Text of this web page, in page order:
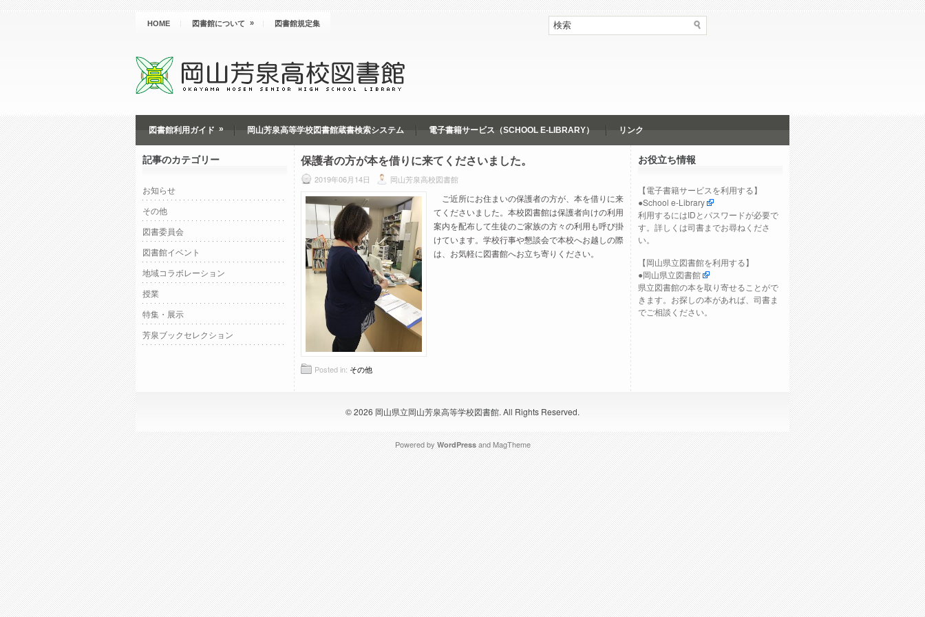
HOME 図書館について » 図書館規定集
図書館利用ガイド » 岡山芳泉高等学校図書館蔵書検索システム 電子書籍サービス（SCHOOL E-LIBRARY） リンク
記事のカテゴリー
お知らせ
その他
図書委員会
図書館イベント
地域コラボレーション
授業
特集・展示
芳泉ブックセレクション
保護者の方が本を借りに来てくださいました。
2019年06月14日 岡山芳泉高校図書館
ご近所にお住まいの保護者の方が、本を借りに来
てくださいました。本校図書館は保護者向けの利用
案内を配布して生徒のご家族の方々の利用も呼び掛
けています。学校行事や懇談会で本校へお越しの際
は、お気軽に図書館へお立ち寄りください。
Posted in: その他
お役立ち情報
【電子書籍サービスを利用する】
●School e-Library
利用するにはIDとパスワードが必要で
す。詳しくは司書までお尋ねくださ
い。
【岡山県立図書館を利用する】
●岡山県立図書館
県立図書館の本を取り寄せることがで
きます。お探しの本があれば、司書ま
でご相談ください。
© 2026 岡山県立岡山芳泉高等学校図書館. All Rights Reserved.
Powered byWordPressandMagTheme